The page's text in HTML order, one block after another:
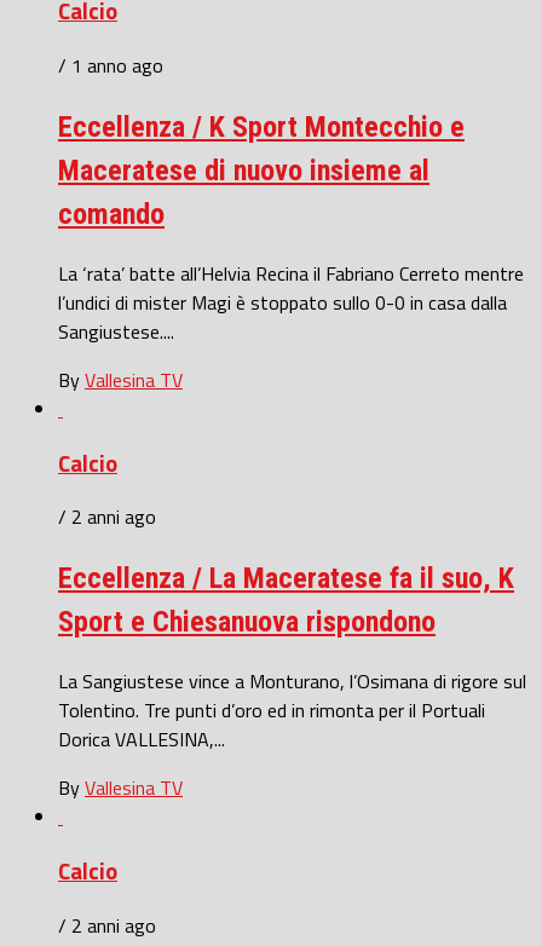
Calcio
/ 1 anno ago
Eccellenza / K Sport Montecchio e
Maceratese di nuovo insieme al
comando
La ‘rata’ batte all’Helvia Recina il Fabriano Cerreto mentre
l’undici di mister Magi è stoppato sullo 0-0 in casa dalla
Sangiustese....
ByVallesina TV
Calcio
/ 2 anni ago
Eccellenza / La Maceratese fa il suo, K
Sport e Chiesanuova rispondono
La Sangiustese vince a Monturano, l’Osimana di rigore sul
Tolentino. Tre punti d’oro ed in rimonta per il Portuali
Dorica VALLESINA,...
ByVallesina TV
Calcio
/ 2 anni ago